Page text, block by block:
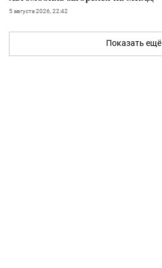
5 августа 2026, 22:42
Показать ещё